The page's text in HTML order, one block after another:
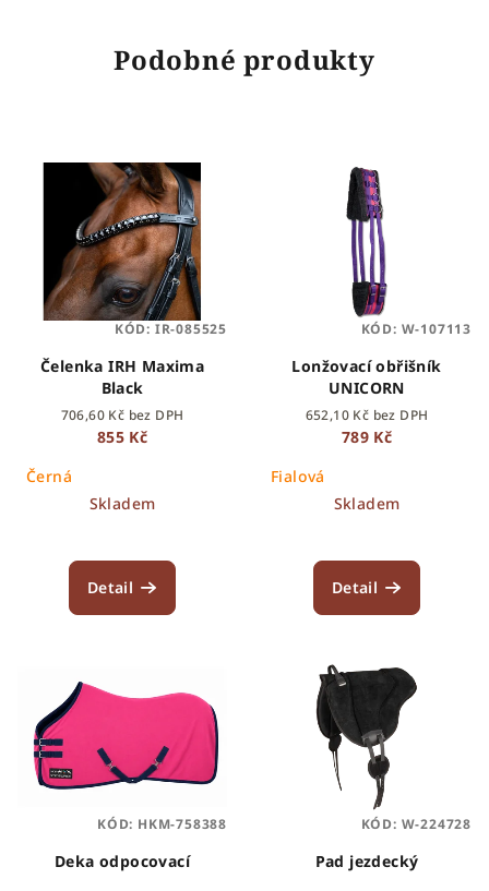
Podobné produkty
Čelenka IRH Maxima
Black
706,60 Kč bez DPH
855 Kč
Černá
Skladem
Detail
KÓD: IR-085525
Lonžovací obřišník
UNICORN
652,10 Kč bez DPH
789 Kč
Fialová
Skladem
Detail
KÓD: W-107113
Deka odpocovací
KÓD: HKM-758388
Pad jezdecký
KÓD: W-224728